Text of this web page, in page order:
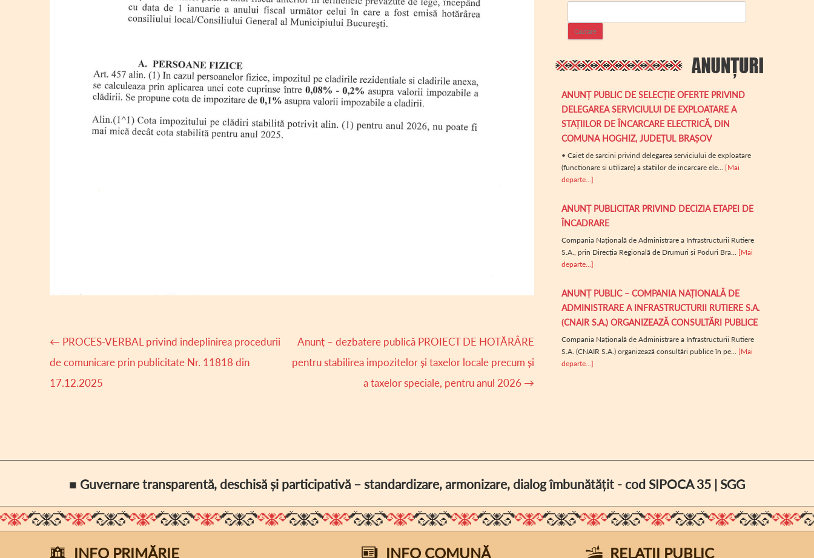
Navigare
articole
← PROCES-VERBAL privind indeplinirea procedurii
de comunicare prin publicitate Nr. 11818 din
17.12.2025
Anunț – dezbatere publică PROIECT DE HOTĂRÂRE
pentru stabilirea impozitelor și taxelor locale precum și
a taxelor speciale, pentru anul 2026 →
ANUNȚ PUBLIC DE SELECȚIE OFERTE PRIVIND
DELEGAREA SERVICIULUI DE EXPLOATARE A
STAȚIILOR DE ÎNCARCARE ELECTRICĂ, DIN
COMUNA HOGHIZ, JUDEȚUL BRAȘOV
• Caiet de sarcini privind delegarea serviciului de exploatare
(functionare si utilizare) a statiilor de incarcare ele... [Mai
departe...]
ANUNȚ PUBLICITAR PRIVIND DECIZIA ETAPEI DE
ÎNCADRARE
Compania Națională de Administrare a Infrastructurii Rutiere
S.A., prin Direcția Regională de Drumuri și Poduri Bra... [Mai
departe...]
ANUNȚ PUBLIC – COMPANIA NAȚIONALĂ DE
ADMINISTRARE A INFRASTRUCTURII RUTIERE S.A.
(CNAIR S.A.) ORGANIZEAZĂ CONSULTĂRI PUBLICE
Compania Națională de Administrare a Infrastructurii Rutiere
S.A. (CNAIR S.A.) organizează consultări publice în pe... [Mai
departe...]
■ Guvernare transparentă, deschisă și participativă – standardizare, armonizare, dialog îmbunătățit - cod SIPOCA 35 | SGG
INFO PRIMĂRIE INFO COMUNĂ RELAȚII PUBLIC